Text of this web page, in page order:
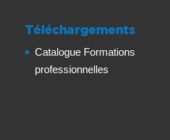
Téléchargements
Catalogue Formations
professionnelles